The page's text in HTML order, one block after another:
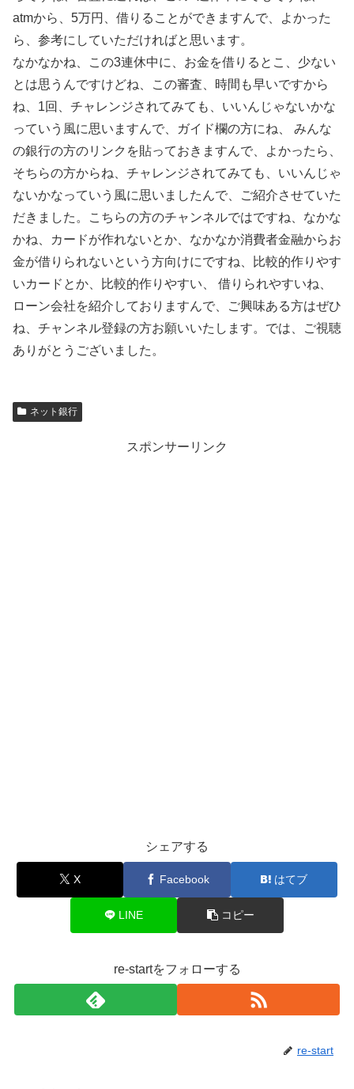
atmから、5万円、借りることができますんで、よかった
ら、参考にしていただければと思います。
なかなかね、この3連休中に、お金を借りるとこ、少ない
とは思うんですけどね、この審査、時間も早いですから
ね、1回、チャレンジされてみても、いいんじゃないかな
っていう風に思いますんで、ガイド欄の方にね、 みんな
の銀行の方のリンクを貼っておきますんで、よかったら、
そちらの方からね、チャレンジされてみても、いいんじゃ
ないかなっていう風に思いましたんで、ご紹介させていた
だきました。こちらの方のチャンネルではですね、なかな
かね、カードが作れないとか、なかなか消費者金融からお
金が借りられないという方向けにですね、比較的作りやす
いカードとか、比較的作りやすい、 借りられやすいね、
ローン会社を紹介しておりますんで、ご興味ある方はぜひ
ね、チャンネル登録の方お願いいたします。では、ご視聴
ありがとうございました。
ネット銀行
スポンサーリンク
シェアする
X Facebook はてブ
LINE コピー
re-startをフォローする
re-start